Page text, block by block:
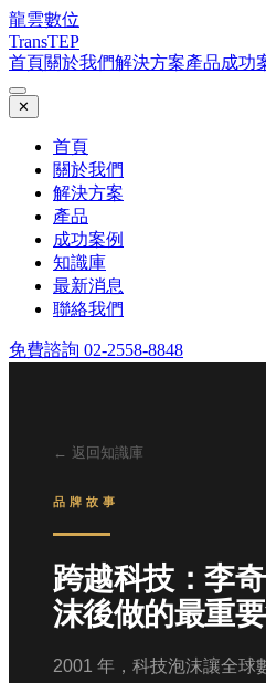
龍雲數位
TransTEP
首頁關於我們解決方案產品成功
✕
首頁
關於我們
解決方案
產品
成功案例
知識庫
最新消息
聯絡我們
免費諮詢 02-2558-8848
← 返回知識庫
品牌故事
跨越科技：李
沫後做的最重
2001 年，科技泡沫讓全球